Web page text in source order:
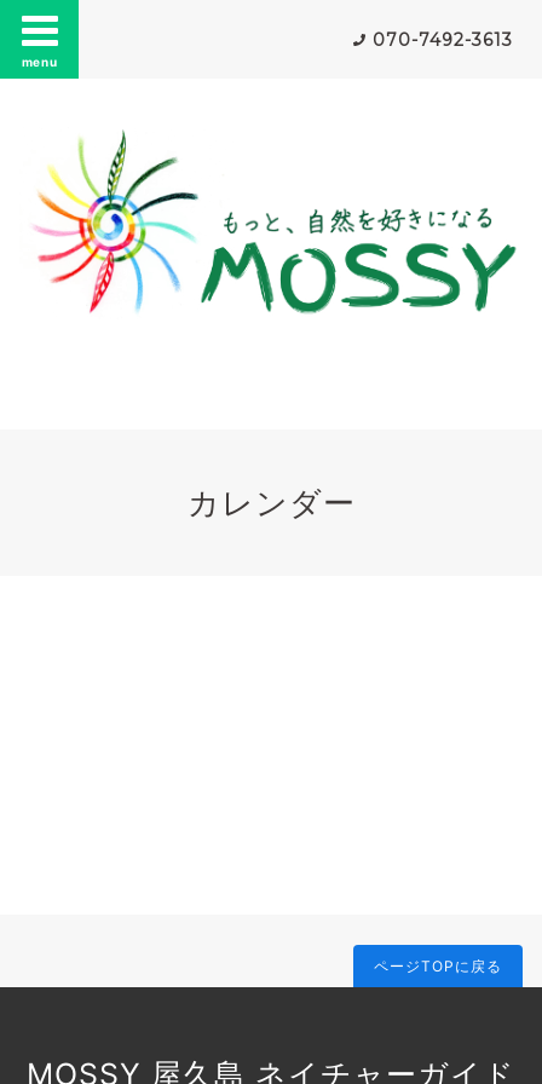
menu
070-7492-3613
カレンダー
ページTOPに戻る
MOSSY 屋久島 ネイチャーガイド